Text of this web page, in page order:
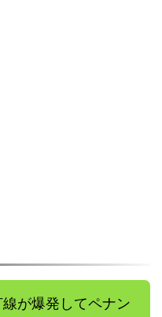
が爆発してペナン